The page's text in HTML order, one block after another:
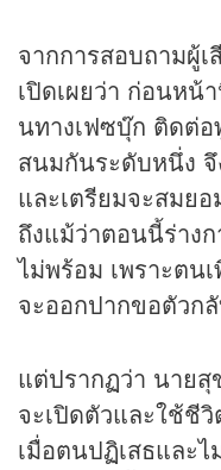
จากการสอบถามผู้
เปิดเผยว่า ก่อนห
นทางเฟซบุ๊ก ติดต่
สนมกันระดับหนึ่ง
และเตรียมจะสมย
ถึงแม้ว่าตอนนี้ร่าง
ไม่พร้อม เพราะตน
จะออกปากขอตัวก
แต่ปรากฏว่า นายสุ
จะเปิดตัวและใช้ชี
เมื่อตนปฏิเสธและ